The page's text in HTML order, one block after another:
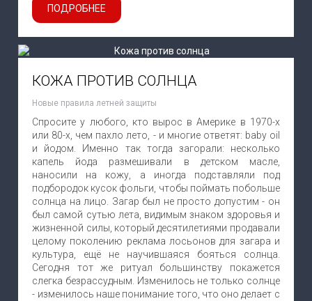
ПОДРОБНЕЕ
КОЖА ПРОТИВ СОЛНЦА
Новые правила летней защиты
Спросите у любого, кто вырос в Америке в 1970-х
или 80-х, чем пахло лето, - и многие ответят: baby oil
и йодом. Именно так тогда загорали: несколько
капель йода размешивали в детском масле,
наносили на кожу, а иногда подставляли под
подбородок кусок фольги, чтобы поймать побольше
солнца на лицо. Загар был не просто допустим - он
был самой сутью лета, видимым знаком здоровья и
жизненной силы, который десятилетиями продавали
целому поколению реклама лосьонов для загара и
культура, ещё не научившаяся бояться солнца.
Сегодня тот же ритуал большинству покажется
слегка безрассудным. Изменилось не только солнце
- изменилось наше понимание того, что оно делает с